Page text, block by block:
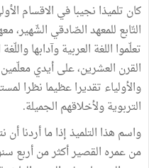
كان تلميذا نجيبا في الاقسام
التّابع للمعهد الصّادقي الشّهير،
تعلّموا اللغة العربية وآدابها
القرن العشرين، على أيدي
والأولياء تقديرا عظيما نظرا
التربوية ولأخلاقهم الجميلة.
واسم هذا التلميذ إذا ما أردنا
من عمره القصير أكثر من أربع